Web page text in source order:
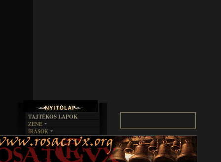
TAJTÉKOS LAPOK
ZENE
EGYÜTTESEK
INTERJÚK
FORDÍTÁSOK
DALSZÖVEGEK
ÍRÁSOK
IRODALOM
FILM
MŰVÉSZET
BOSZORKÁNYKONYHA
FEKETE HUMOR
KÉPES